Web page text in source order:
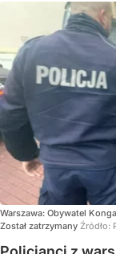
Warszawa: Obywatel
Został zatrzymany Źródło: